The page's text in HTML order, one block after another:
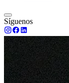
Síguenos